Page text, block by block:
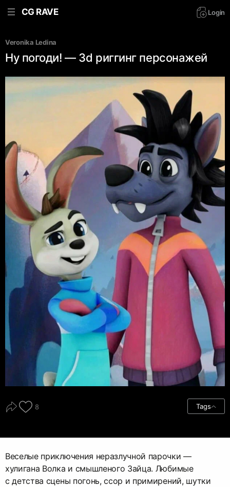
CG RAVE Login
Veronika Ledina
Ну погоди! — 3d риггинг персонажей
8 Tags
Веселые приключения неразлучной парочки —
хулигана Волка и смышленого Зайца. Любимые
с детства сцены погонь, ссор и примирений, шутки